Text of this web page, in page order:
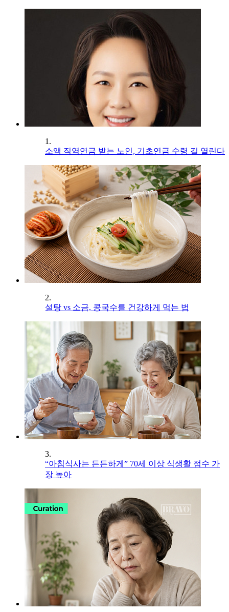
1.
소액 직역연금 받는 노인, 기초연금 수령 길 열린다
2.
설탕 vs 소금, 콩국수를 건강하게 먹는 법
3.
“아침식사는 든든하게” 70세 이상 식생활 점수 가
장 높아